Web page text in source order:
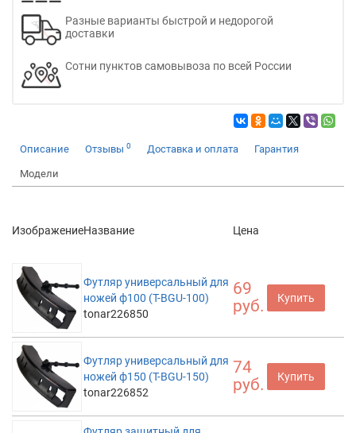
Разные варианты быстрой и недорогой
доставки
Сотни пунктов самовывоза по всей России
Описание Отзывы 0 Доставка и оплата Гарантия
Модели
ИзображениеНазвание Цена
Футляр универсальный для
ножей ф100 (T-BGU-100)
tonar226850
69
руб.
Купить
Футляр универсальный для
ножей ф150 (T-BGU-150)
tonar226852
74
руб.
Купить